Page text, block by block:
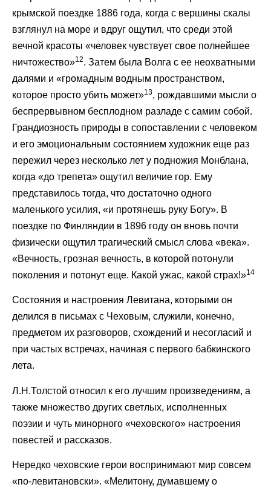
крымской поездке 1886 года, когда с вершины скалы
взглянул на море и вдруг ощутил, что среди этой
вечной красоты «человек чувствует свое полнейшее
ничтожество»12. Затем была Волга с ее неохватными
далями и «громадным водным пространством,
которое просто убить может»13, рождавшими мысли о
беспрервывном бесплодном разладе с самим собой.
Грандиозность природы в сопоставлении с человеком
и его эмоциональным состоянием художник еще раз
пережил через несколько лет у подножия Монблана,
когда «до трепета» ощутил величие гор. Ему
представилось тогда, что достаточно одного
маленького усилия, «и протянешь руку Богу». В
поездке по Финляндии в 1896 году он вновь почти
физически ощутил трагический смысл слова «века».
«Вечность, грозная вечность, в которой потонули
поколения и потонут еще. Какой ужас, какой страх!»14
Состояния и настроения Левитана, которыми он
делился в письмах с Чеховым, служили, конечно,
предметом их разговоров, схождений и несогласий и
при частых встречах, начиная с первого бабкинского
лета.
Л.Н.Толстой относил к его лучшим произведениям, а
также множество других светлых, исполненных
поэзии и чуть минорного «чеховского» настроения
повестей и рассказов.
Нередко чеховские герои воспринимают мир совсем
«по-левитановски». «Мелитону, думавшему о